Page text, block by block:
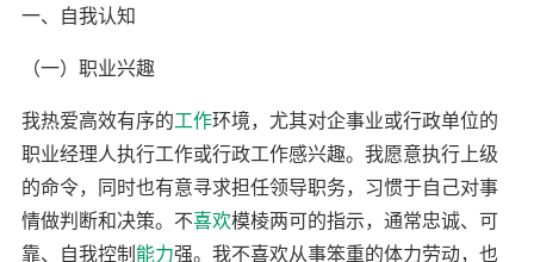
一、自我认知
（一）职业兴趣
我热爱高效有序的工作环境，尤其对企事业或行政单位的
职业经理人执行工作或行政工作感兴趣。我愿意执行上级
的命令，同时也有意寻求担任领导职务，习惯于自己对事
情做判断和决策。不喜欢模棱两可的指示，通常忠诚、可
靠、自我控制能力强。我不喜欢从事笨重的体力劳动，也